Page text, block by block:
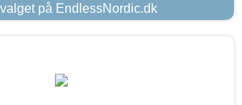
på EndlessNordic.dk